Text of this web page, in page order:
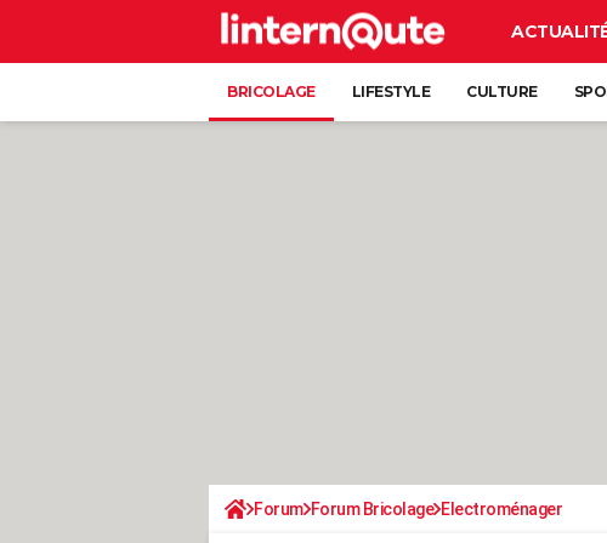
BRICOLAGE LIFESTYLE CULTURE
Forum Forum Bricolage Electroménager